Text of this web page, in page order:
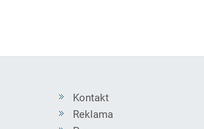
Kontakt
Reklama